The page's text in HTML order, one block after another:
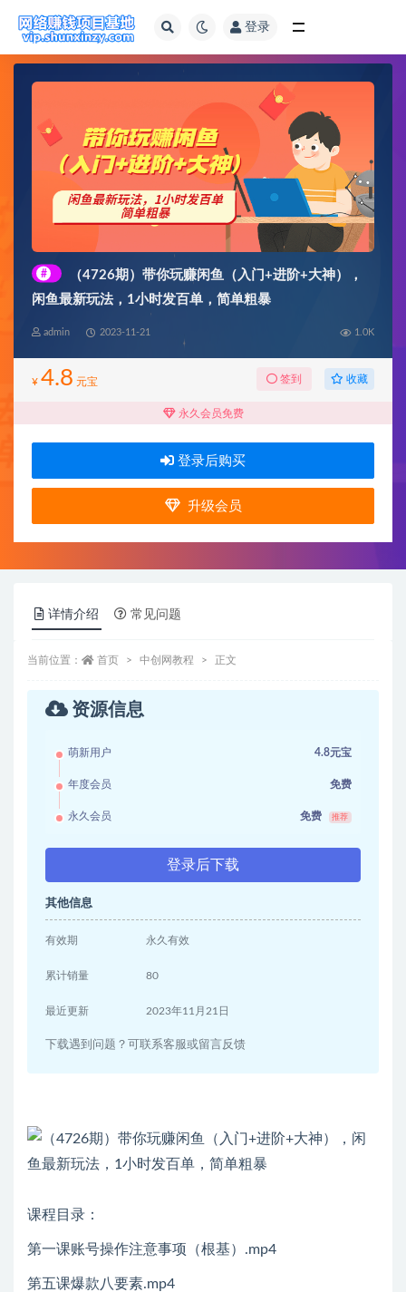
登录
#
（4726期）带你玩赚闲鱼（入门+进阶+大神），
闲鱼最新玩法，1小时发百单，简单粗暴
admin 2023-11-21 1.0K
¥ 4.8 元宝 签到 收藏
永久会员免费
登录后购买
升级会员
详情介绍 常见问题
当前位置： 首页 中创网教程 正文
资源信息
萌新用户 4.8元宝
年度会员 免费
永久会员 免费 推荐
登录后下载
其他信息
有效期 永久有效
累计销量 80
最近更新 2023年11月21日
下载遇到问题？可联系客服或留言反馈
课程目录：
第一课账号操作注意事项（根基）.mp4
第五课爆款八要素.mp4